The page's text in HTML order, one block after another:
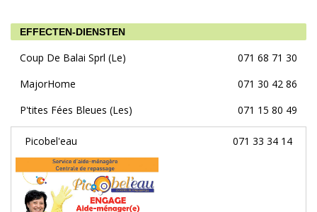
EFFECTEN-DIENSTEN
Coup De Balai Sprl (Le)
071 68 71 30
MajorHome
071 30 42 86
P'tites Fées Bleues (Les)
071 15 80 49
Picobel'eau 071 33 34 14